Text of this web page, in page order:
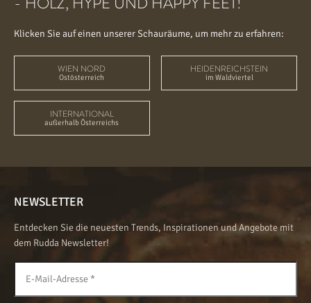
Klicken Sie auf einen unserer Schauräume, um mehr zu erfahren:
WIEN NORD
Ostösterreich
HEIDENREICHSTEIN
im Waldviertel
INTERNATIONAL
außerhalb Österreichs
NEWSLETTER
Entdecken Sie die neuesten Trends, Inspirationen und Angebote mit
dem Rudda Newsletter!